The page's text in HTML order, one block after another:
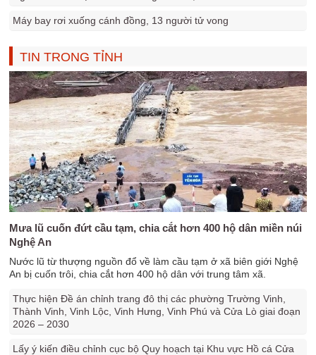
Máy bay rơi xuống cánh đồng, 13 người tử vong
TIN TRONG TỈNH
Mưa lũ cuốn đứt cầu tạm, chia cắt hơn 400 hộ dân miền núi
Nghệ An
Nước lũ từ thượng nguồn đổ về làm cầu tạm ở xã biên giới Nghệ
An bị cuốn trôi, chia cắt hơn 400 hộ dân với trung tâm xã.
Thực hiện Đề án chỉnh trang đô thị các phường Trường Vinh,
Thành Vinh, Vinh Lộc, Vinh Hưng, Vinh Phú và Cửa Lò giai đoạn
2026 – 2030
Lấy ý kiến điều chỉnh cục bộ Quy hoạch tại Khu vực Hồ cá Cửa